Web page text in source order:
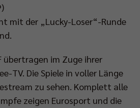
mit der „Lucky-Loser“-Runde
übertragen im Zuge ihrer
TV. Die Spiele in voller Länge
zu sehen. Komplett alle
zeigen Eurosport und die